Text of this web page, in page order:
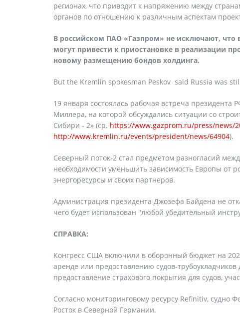
регионах, что приводит к напряжению между
органов по отношению к различным аспектам
В российском ПАО «Газпром» не исключают, что
могут привести к приостановке в реализации
новому размещению бондов холдинга.
But the Kremlin spokesman Peskov said Russia was
19 января состоялась рабочая встреча
Миллера, на которой обсуждались ситуации со
Сибири - 2» (ср. https://www.gazprom.ru/press/news/
http://www.kremlin.ru/events/president/news/64904).
Северный поток-2 стал предметом разногласий
необходимости уменьшить зависимость Европы от
энергоресурсы и своих партнеров.
Администрация президента Джозефа Байдена не
чего будет использован "любой убедительный
СПРАВКА:
Конгресс США включили в оборонный бюджет на
аренде или предоставлению судов-
предоставление страхового покрытия для судов,
Согласно мониторинговому ресурсу Refinitiv, судно
Росток в Северной Германии.